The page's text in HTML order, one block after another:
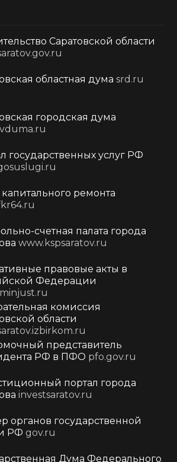
Саратовской области
областная дума srd.ru
городская дума
государственных услуг РФ
ремонта
счетная палата города
www.kspsaratov.ru
правовые акты в
Федерации
комиссия
области
представитель
РФ в ПФО pfo.gov.ru
портал города
investsaratov.ru
органов государственной
РФ gov.ru
Дума Федерального